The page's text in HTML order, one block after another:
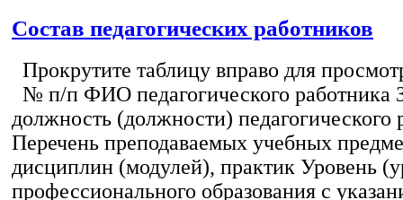
Состав педагогических работников
Прокрутите таблицу вправо для
№ п/п ФИО педагогического работника
должность (должности) педагогического
Перечень преподаваемых учебных
дисциплин (модулей), практик Уровень
профессионального образования с